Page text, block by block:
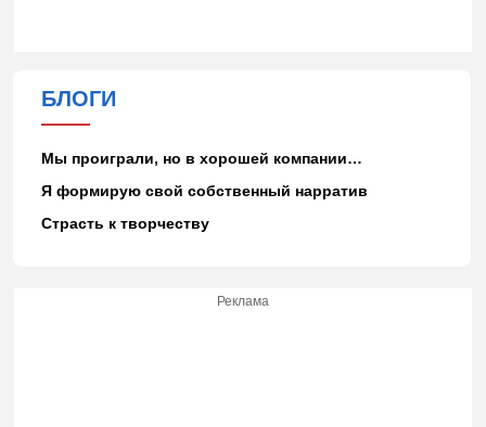
БЛОГИ
Мы проиграли, но в хорошей компании…
Я формирую свой собственный нарратив
Страсть к творчеству
Реклама